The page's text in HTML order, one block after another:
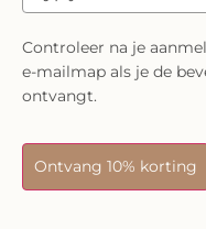
Controleer na je
e-mailmap als je de
ontvangt.
Ontvang 10% korting